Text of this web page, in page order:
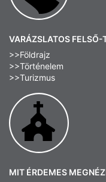
VARÁZSLATOS
>>Földrajz
>>Történelem
>>Turizmus
MIT ÉRDEMES